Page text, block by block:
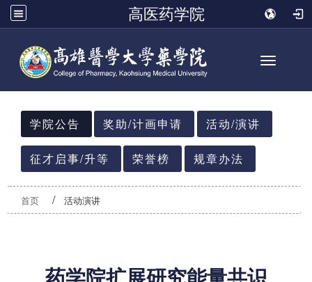
高医药学院
Toggle
:::
学院公告
奖助/计画申请 活动/演讲
征才启事/升等 荣誉榜 规章办法
首页 活动演讲